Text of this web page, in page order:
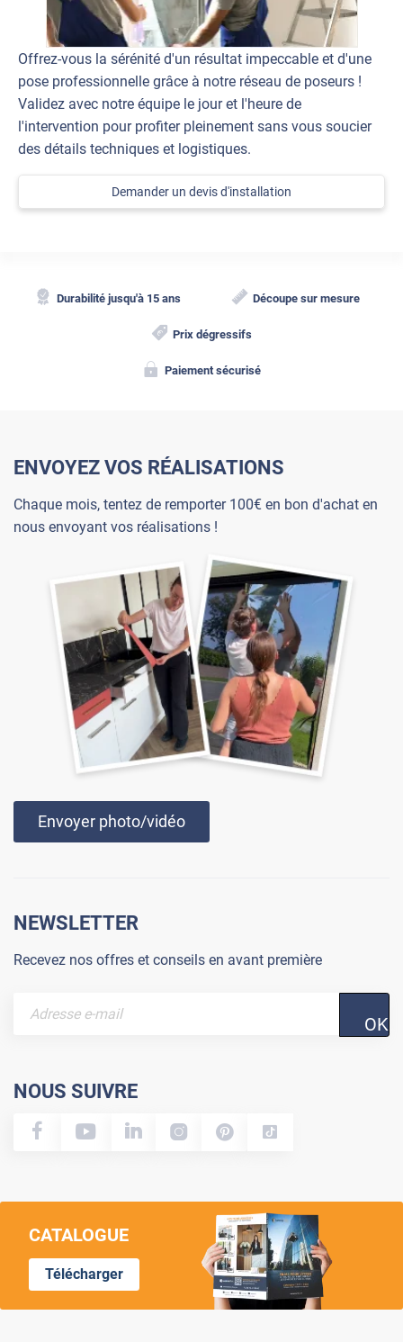
Offrez-vous la sérénité d'un résultat impeccable et d'une
pose professionnelle grâce à notre réseau de poseurs !
Validez avec notre équipe le jour et l'heure de
l'intervention pour profiter pleinement sans vous soucier
des détails techniques et logistiques.
Demander un devis d'installation
Durabilité jusqu'à 15 ans Découpe sur mesure
Prix dégressifs
Paiement sécurisé
ENVOYEZ VOS RÉALISATIONS
Chaque mois, tentez de remporter 100€ en bon d'achat en
nous envoyant vos réalisations !
Envoyer photo/vidéo
NEWSLETTER
Recevez nos offres et conseils en avant première
OK
NOUS SUIVRE
CATALOGUE
Télécharger